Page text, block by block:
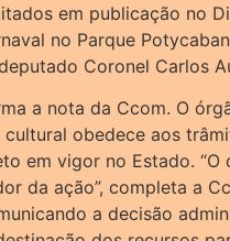
em publicação no
no Parque
Coronel Carlos
a nota da Ccom. O
obedece aos
em vigor no Estado. “O
da ação”, completa a
a decisão